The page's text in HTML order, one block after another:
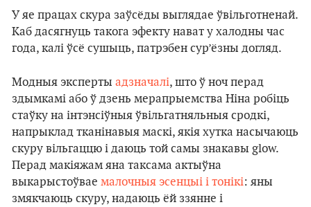
У яе працах скура заўсёды выглядае ўвільготненай.
Каб дасягнуць такога эфекту нават у халодны час
года, калі ўсё сушыць, патрэбен сур’ёзны догляд.
Модныя эксперты адзначалі, што ў ноч перад
здымкамі або ў дзень мерапрыемства Ніна робіць
стаўку на інтэнсіўныя ўвільгатняльныя сродкі,
напрыклад тканінавыя маскі, якія хутка насычаюць
скуру вільгаццю і даюць той самы знакавы glow.
Перад макіяжам яна таксама актыўна
выкарыстоўвае малочныя эсенцыі і тонікі: яны
змякчаюць скуру, надаюць ёй ззянне і